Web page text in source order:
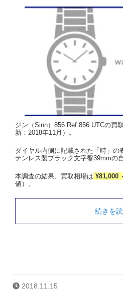
ジン（Sinn）856 Ref.856.UTCの買
新：2018年11月）。
ダイヤル内側に記載された「時」の
テンレス製ブラック文字盤39mmの
本調査の結果、買取相場は ¥81,000
値）。
続きを
2018.11.15